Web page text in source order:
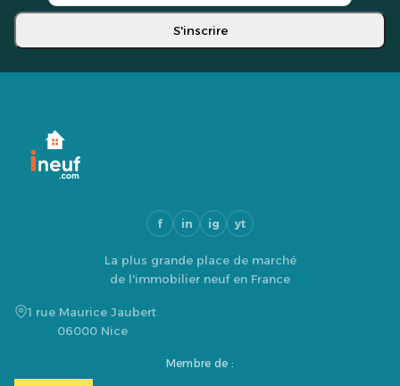
S'inscrire
f in ig yt
La plus grande place de marché
de l'immobilier neuf en France
1 rue Maurice Jaubert
06000 Nice
Membre de :